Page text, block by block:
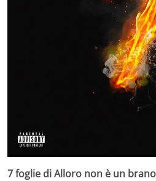
7 foglie di Alloro non è un